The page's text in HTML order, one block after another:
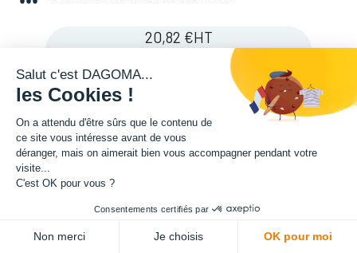
20,82 €HT
TVA comprise)
Salut c'est DAGOMA...
les Cookies !
On a attendu d'être sûrs que le contenu de
ce site vous intéresse avant de vous
déranger, mais on aimerait bien vous accompagner pendant votre
visite...
C'est OK pour vous ?
Consentements certifiés par
Non merci Je choisis OK pour moi